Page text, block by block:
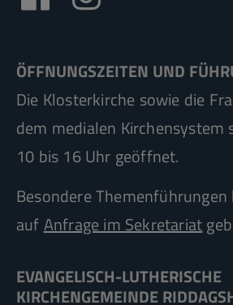
ÖFFNUNGSZEITEN UND
Die Klosterkirche sowie die
dem medialen Kirchensystem
10 bis 16 Uhr geöffnet.
Besondere Themenführungen
aufAnfrage im Sekretariat
EVANGELISCH-LUTHERISCHE
KIRCHENGEMEINDE